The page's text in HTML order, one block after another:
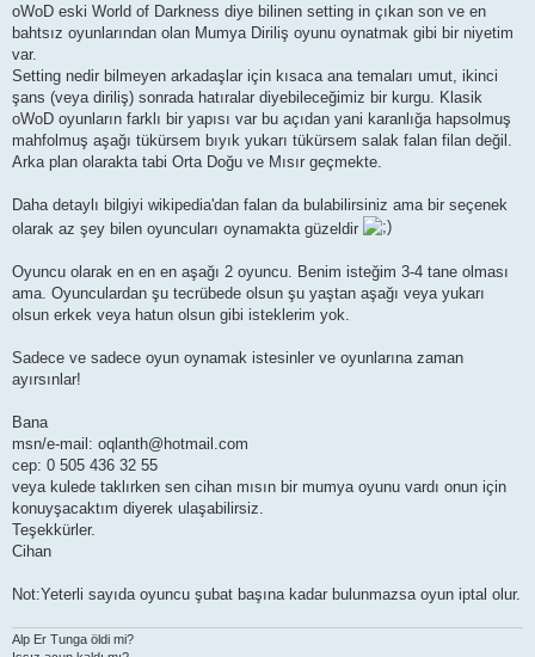
s
oWoD eski World of Darkness diye bilinen setting in çıkan son ve en
bahtsız oyunlarından olan Mumya Diriliş oyunu oynatmak gibi bir niyetim
var.
Setting nedir bilmeyen arkadaşlar için kısaca ana temaları umut, ikinci
şans (veya diriliş) sonrada hatıralar diyebileceğimiz bir kurgu. Klasik
oWoD oyunların farklı bir yapısı var bu açıdan yani karanlığa hapsolmuş
mahfolmuş aşağı tükürsem bıyık yukarı tükürsem salak falan filan değil.
Arka plan olarakta tabi Orta Doğu ve Mısır geçmekte.
Daha detaylı bilgiyi wikipedia'dan falan da bulabilirsiniz ama bir seçenek
olarak az şey bilen oyuncuları oynamakta güzeldir
Oyuncu olarak en en en aşağı 2 oyuncu. Benim isteğim 3-4 tane olması
ama. Oyunculardan şu tecrübede olsun şu yaştan aşağı veya yukarı
olsun erkek veya hatun olsun gibi isteklerim yok.
Sadece ve sadece oyun oynamak istesinler ve oyunlarına zaman
ayırsınlar!
Bana
msn/e-mail: oqlanth@hotmail.com
cep: 0 505 436 32 55
veya kulede taklırken sen cihan mısın bir mumya oyunu vardı onun için
konuyşacaktım diyerek ulaşabilirsiz.
Teşekkürler.
Cihan
Not:Yeterli sayıda oyuncu şubat başına kadar bulunmazsa oyun iptal olur.
Alp Er Tunga öldi mi?